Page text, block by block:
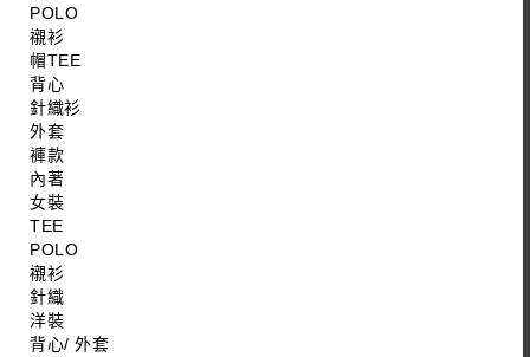
POLO
襯衫
帽TEE
背心
針織衫
外套
褲款
內著
女裝
TEE
POLO
襯衫
針織
洋裝
背心/ 外套